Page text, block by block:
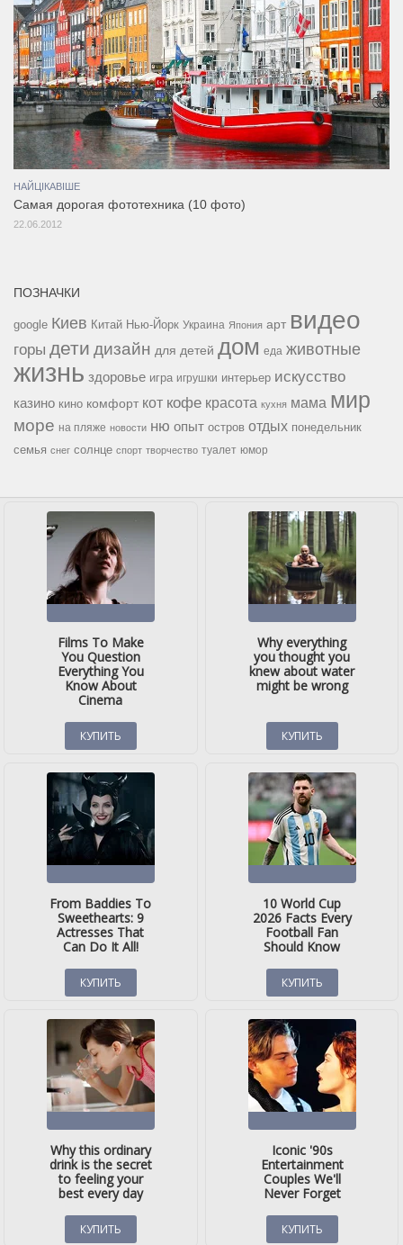
НАЙЦІКАВІШЕ
Самая дорогая фототехника (10 фото)
22.06.2012
ПОЗНАЧКИ
google Киев Китай Нью-Йорк Украина Япония арт видео
горы дети дизайн для детей дом еда животные
жизнь здоровье игра игрушки интерьер искусство
казино кино комфорт кот кофе красота кухня мама мир
море на пляже новости ню опыт остров отдых понедельник
семья снег солнце спорт творчество туалет юмор